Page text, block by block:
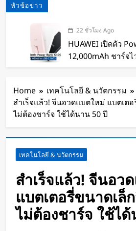
หัวข้อข่าว
22 ชั่วโมง Ago
HUAWEI เปิดตัว
12,000mAh ชาร์จ
จากโชว์เทคโนโลยี
23 ชั่วโมง Ago
Center ลอยน้ำ ใช้
ทะเลผลิตไฟฟ้า และ
ระบายความร้อน
24 ชั่วโมง Ago
จีนเปิดตัว
โมงค์ไฮบริด เจาะ-
แรกของโลก
1 วัน Ago
Google
Lab แพลตฟอร์ม AI
Home
เทคโนโลยี & นวัตกรรม
สำเร็จแล้ว! จีนอวดแบตใหม่ แบตเต
ไม่ต้องชาร์จ ใช้ได้นาน 50 ปี
เทคโนโลยี & นวัตกรรม
สำเร็จแล้ว! จีนอว
แบตเตอรี่ขนาดเล็
ไม่ต้องชาร์จ ใช้ไ